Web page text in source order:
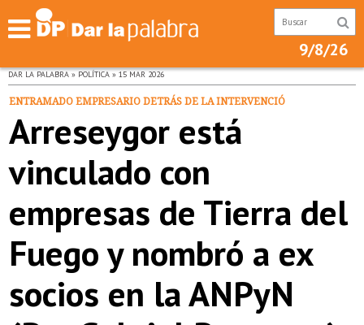
9/8/26
DAR LA PALABRA » POLÍTICA » 15 MAR 2026
ENTRAMADO EMPRESARIO DETRÁS DE LA INTERVENCIÓ
Arreseygor está
vinculado con
empresas de Tierra del
Fuego y nombró a ex
socios en la ANPyN